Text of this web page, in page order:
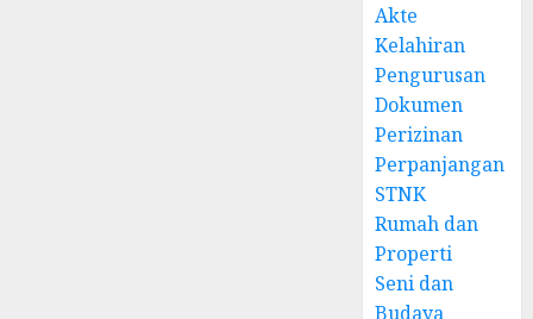
Akte
Kelahiran
Pengurusan
Dokumen
Perizinan
Perpanjangan
STNK
Rumah dan
Properti
Seni dan
Budaya